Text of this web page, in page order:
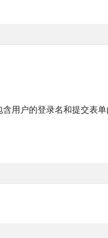
用户的登录名和提交表单